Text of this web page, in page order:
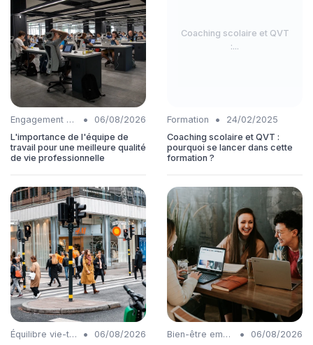
Engagement collaborateurs •
06/08/2026
L'importance de l'équipe de
travail pour une meilleure qualité
de vie professionnelle
Coaching scolaire et QVT
:...
Formation •
24/02/2025
Coaching scolaire et QVT :
pourquoi se lancer dans cette
formation ?
Équilibre vie-travail •
06/08/2026
Bien-être employés •
06/08/2026